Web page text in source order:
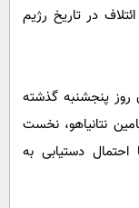
در تاریخ رژیم
روز پنجشنبه گذشته
نتانیاهو، نخست
احتمال دستیابی به